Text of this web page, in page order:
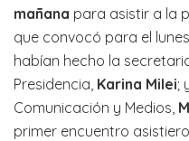
mañana para asistir a la
que convocó para el
habían hecho la
Presidencia, Karina Milei;
Comunicación y Medios,
primer encuentro